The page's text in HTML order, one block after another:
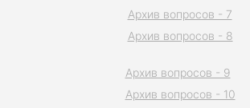
Архив вопросов - 7
Архив вопросов - 8
Архив вопросов - 9
Архив вопросов - 10